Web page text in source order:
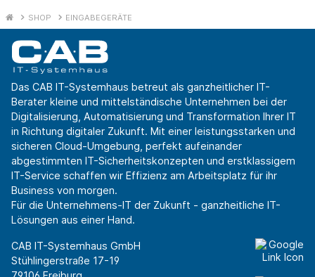
SHOP EINGABEGERÄTE
Das CAB IT-Systemhaus betreut als ganzheitlicher IT-
Berater kleine und mittelständische Unternehmen bei der
Digitalisierung, Automatisierung und Transformation Ihrer IT
in Richtung digitaler Zukunft. Mit einer leistungsstarken und
sicheren Cloud-Umgebung, perfekt aufeinander
abgestimmten IT-Sicherheitskonzepten und erstklassigem
IT-Service schaffen wir Effizienz am Arbeitsplatz für ihr
Business von morgen.
Für die Unternehmens-IT der Zukunft - ganzheitliche IT-
Lösungen aus einer Hand.
CAB IT-Systemhaus GmbH
Stühlingerstraße 17-19